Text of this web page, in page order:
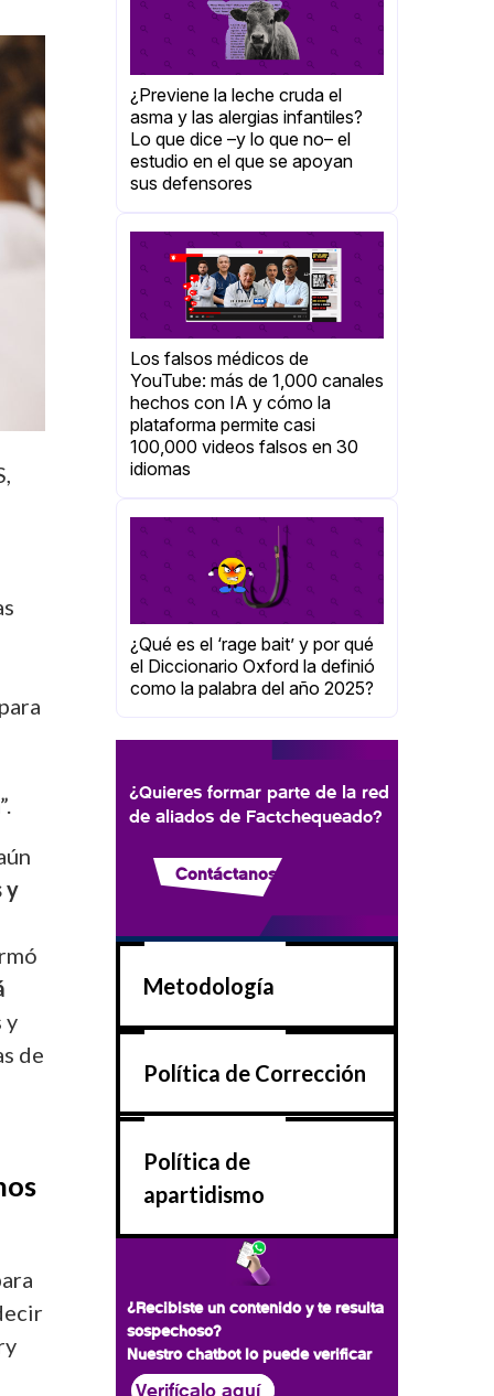
y
y
de
¿Previene la leche cruda el
asma y las alergias infantiles?
Lo que dice –y lo que no– el
estudio en el que se apoyan
sus defensores
Los falsos médicos de
YouTube: más de 1,000 canales
hechos con IA y cómo la
plataforma permite casi
100,000 videos falsos en 30
idiomas
¿Qué es el ‘rage bait’ y por qué
el Diccionario Oxford la definió
como la palabra del año 2025?
¿Quieres formar parte de la red
de aliados de Factchequeado?
Contáctanos
Metodología
Política de Corrección
Política de
apartidismo
¿Recibiste un contenido y te resulta
sospechoso?
Nuestro chatbot lo puede verificar
Verifícalo aquí